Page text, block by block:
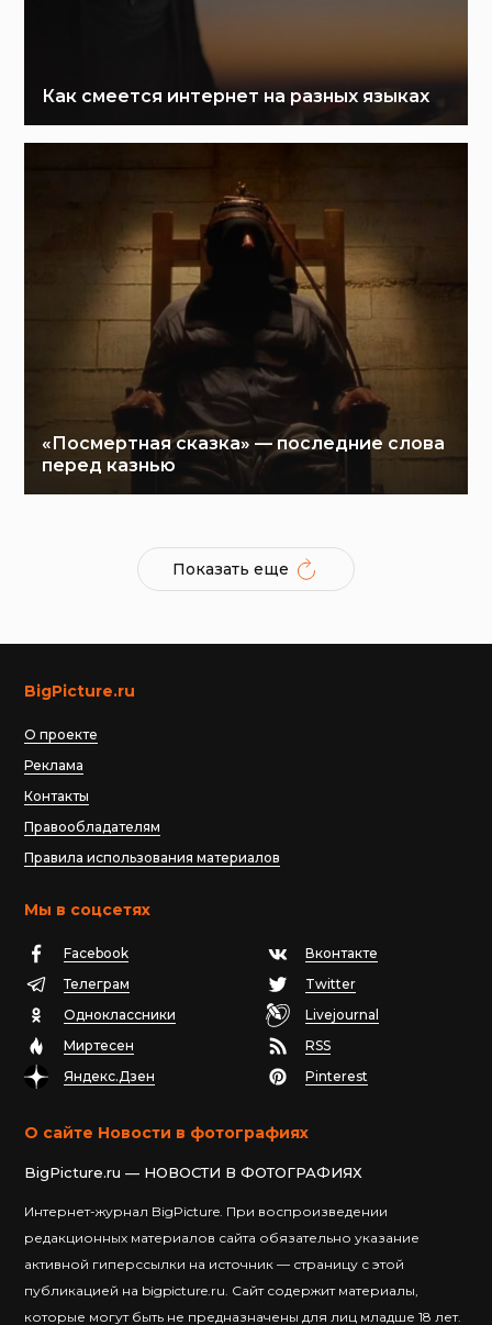
Как смеется интернет на разных языках
«Посмертная сказка» — последние слова
перед казнью
Показать еще
BigPicture.ru
О проекте
Реклама
Контакты
Правообладателям
Правила использования материалов
Мы в соцсетях
Facebook
Вконтакте
Телеграм
Twitter
Одноклассники
Livejournal
Миртесен
RSS
Яндекс.Дзен
Pinterest
О сайте Новости в фотографиях
BigPicture.ru — НОВОСТИ В ФОТОГРАФИЯХ
Интернет-журнал BigPicture. При воспроизведении
редакционных материалов сайта обязательно указание
активной гиперссылки на источник — страницу с этой
публикацией на bigpicture.ru. Сайт содержит материалы,
которые могут быть не предназначены для лиц младше 18 лет.